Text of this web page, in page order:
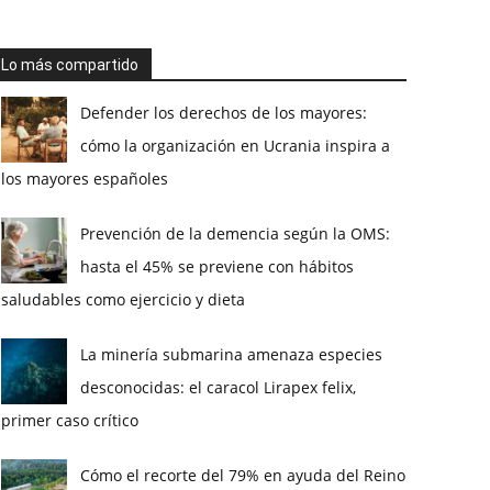
Lo más compartido
Defender los derechos de los mayores:
cómo la organización en Ucrania inspira a
los mayores españoles
Prevención de la demencia según la OMS:
hasta el 45% se previene con hábitos
saludables como ejercicio y dieta
La minería submarina amenaza especies
desconocidas: el caracol Lirapex felix,
primer caso crítico
Cómo el recorte del 79% en ayuda del Reino